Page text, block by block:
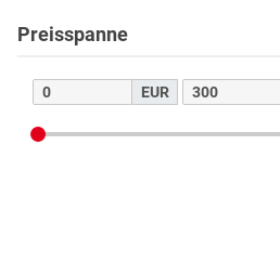
Preisspanne
EUR